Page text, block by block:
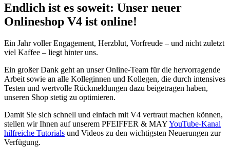
Endlich ist es soweit: Unser neuer
Onlineshop V4 ist online!
Ein Jahr voller Engagement, Herzblut, Vorfreude – und nicht zuletzt
viel Kaffee – liegt hinter uns.
Ein großer Dank geht an unser Online-Team für die hervorragende
Arbeit sowie an alle Kolleginnen und Kollegen, die durch intensives
Testen und wertvolle Rückmeldungen dazu beigetragen haben,
unseren Shop stetig zu optimieren.
Damit Sie sich schnell und einfach mit V4 vertraut machen können,
stellen wir Ihnen auf unserem PFEIFFER & MAYYouTube-Kanal
hilfreiche Tutorials und Videos zu den wichtigsten Neuerungen zur
Verfügung.